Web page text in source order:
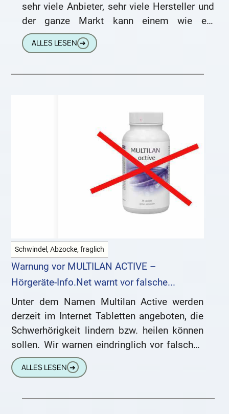
sehr viele Anbieter, sehr viele Hersteller und
der ganze Markt kann einem wie ein
undurchdringlicher Dschungel
ALLES LESEN ➔
Schwindel, Abzocke, fraglich
Warnung vor MULTILAN ACTIVE –
Hörgeräte-Info.Net warnt vor falsche...
Unter dem Namen Multilan Active werden
derzeit im Internet Tabletten angeboten, die
Schwerhörigkeit lindern bzw. heilen können
sollen. Wir warnen eindringlich vor falschen
Versprechungen. Gegen Schwerhörigkeit
sind keine Medikamente bekannt
ALLES LESEN ➔